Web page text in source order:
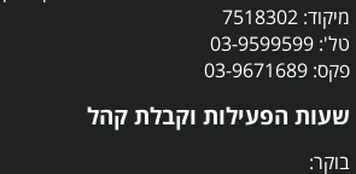
מיקוד: 7518302
טל': 03-9599599
פקס: 03-9671689
שעות הפעילות וקבלת קהל
בוקר: